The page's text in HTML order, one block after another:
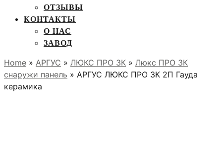
ОТЗЫВЫ
КОНТАКТЫ
О НАС
ЗАВОД
Home » АРГУС » ЛЮКС ПРО 3К » Люкс ПРО 3К
снаружи панель » АРГУС ЛЮКС ПРО 3К 2П Гауда
керамика